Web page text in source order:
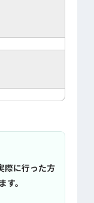
際に行った方
。